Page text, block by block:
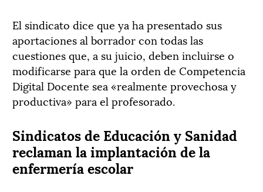
El sindicato dice que ya ha presentado sus
aportaciones al borrador con todas las
cuestiones que, a su juicio, deben incluirse o
modificarse para que la orden de Competencia
Digital Docente sea «realmente provechosa y
productiva» para el profesorado.
Sindicatos de Educación y Sanidad
reclaman la implantación de la
enfermería escolar